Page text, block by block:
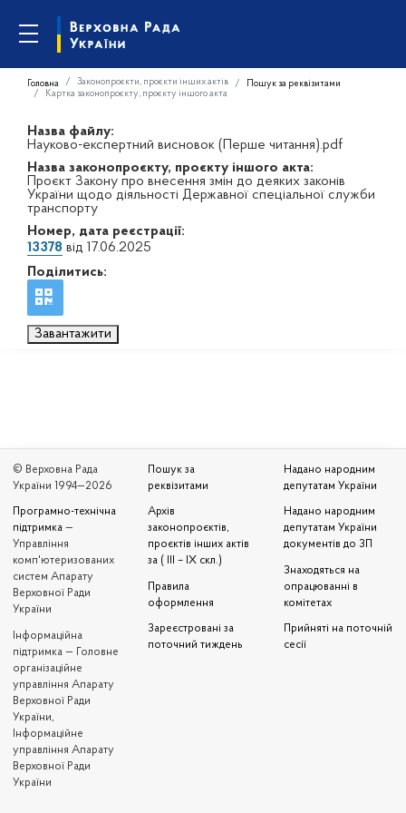
Головна Законопроєкти, проєкти інших актів
Пошук за реквізитами
Картка законопроєкту, проєкту іншого акта
Назва файлу:
Науково-експертний висновок (Перше читання).pdf
Назва законопроєкту, проєкту іншого акта:
Проєкт Закону про внесення змін до деяких законів
України щодо діяльності Державної спеціальної служби
транспорту
Номер, дата реєстрації:
13378 від 17.06.2025
Поділитись:
Завантажити
© Верховна Рада
України 1994—2026
Програмно-технічна
підтримка —
Управління
комп'ютеризованих
систем Апарату
Верховної Ради
України
Iнформаційна
підтримка — Головне
організаційне
управління Апарату
Верховної Ради
України,
Інформаційне
управління Апарату
Верховної Ради
України
Пошук за
реквізитами
Архів
законопроєктів,
проєктів інших актів
за ( III – IX скл.)
Правила
оформлення
Зареєстровані за
поточний тиждень
Надано народним
депутатам України
Надано народним
депутатам України
документів до ЗП
Знаходяться на
опрацюванні в
комітетах
Прийняті на поточній
сесії